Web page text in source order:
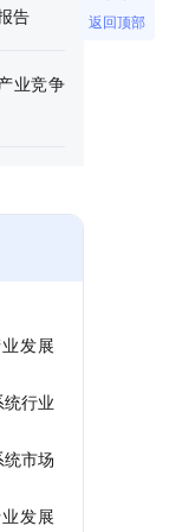
告
业竞争
发展
行业
市场
发展
返回顶部